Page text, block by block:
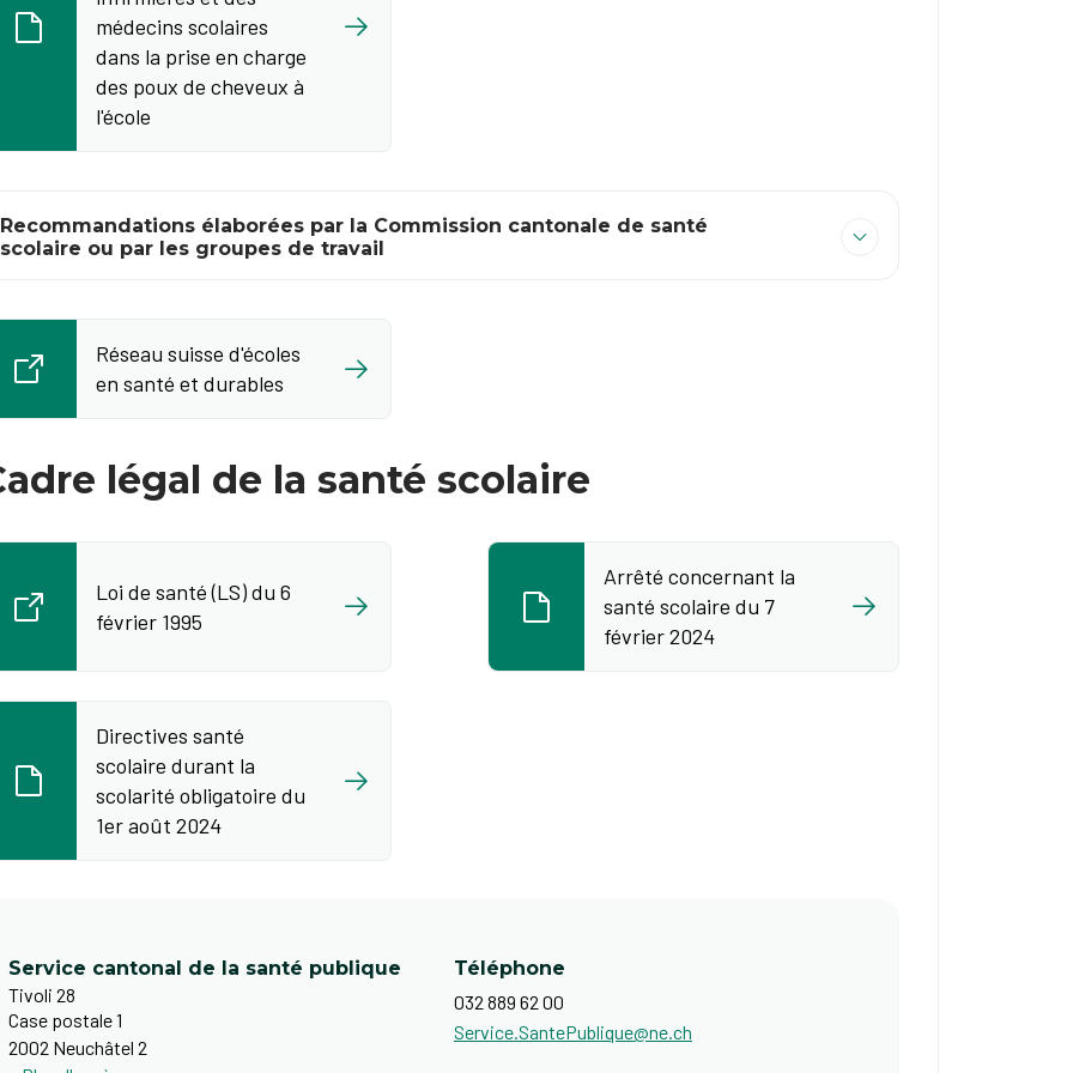
médecins scolaires
dans la prise en charge
des poux de cheveux à
l'école
Recommandations élaborées par la Commission cantonale de santé
scolaire ou par les groupes de travail
Réseau suisse d'écoles
en santé et durables
légal de la santé scolaire
Loi de santé (LS) du 6
février 1995​
Arrêté concernant la
santé scolaire du 7
février 2024
Directives santé
scolaire durant la
scolarité obligatoire du
1er août 2024
Service cantonal de la santé publique
Tivoli 28
Case postale 1
2002 Neuchâtel 2
Téléphone
032 889 62 00
Service.SantePublique@ne.ch